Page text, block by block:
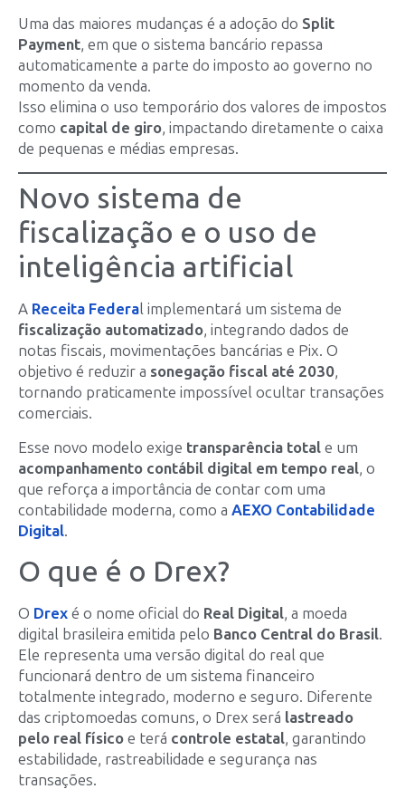
Uma das maiores mudanças é a adoção do Split
Payment, em que o sistema bancário repassa
automaticamente a parte do imposto ao governo no
momento da venda.
Isso elimina o uso temporário dos valores de impostos
como capital de giro, impactando diretamente o caixa
de pequenas e médias empresas.
Novo sistema de
fiscalização e o uso de
inteligência artificial
A Receita Federal implementará um sistema de
fiscalização automatizado, integrando dados de
notas fiscais, movimentações bancárias e Pix. O
objetivo é reduzir a sonegação fiscal até 2030,
tornando praticamente impossível ocultar transações
comerciais.
Esse novo modelo exige transparência total e um
acompanhamento contábil digital em tempo real, o
que reforça a importância de contar com uma
contabilidade moderna, como a AEXO Contabilidade
Digital.
O que é o Drex?
O Drex é o nome oficial do Real Digital, a moeda
digital brasileira emitida pelo Banco Central do Brasil.
Ele representa uma versão digital do real que
funcionará dentro de um sistema financeiro
totalmente integrado, moderno e seguro. Diferente
das criptomoedas comuns, o Drex será lastreado
pelo real físico e terá controle estatal, garantindo
estabilidade, rastreabilidade e segurança nas
transações.